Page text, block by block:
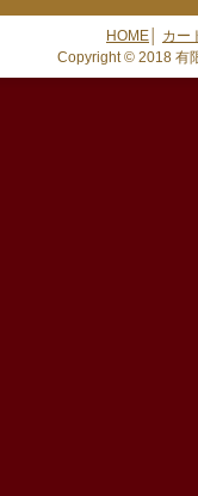
HOME
カー
Copyright © 2018 有